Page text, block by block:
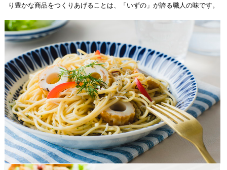
り豊かな商品をつくりあげることは、「いずの」が誇る職人の味です。